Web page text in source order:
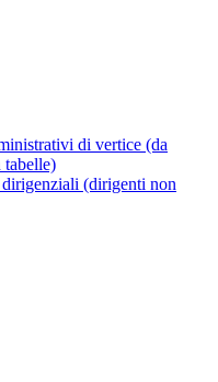
di vertice (da
tabelle)
(dirigenti non